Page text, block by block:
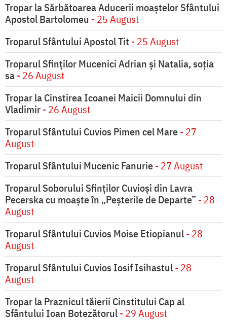
Tropar la Sărbătoarea Aducerii moaştelor Sfântului
Apostol Bartolomeu - 25 August
Troparul Sfântului Apostol Tit - 25 August
Troparul Sfinţilor Mucenici Adrian şi Natalia, soţia
sa- 26 August
Tropar la Cinstirea Icoanei Maicii Domnului din
Vladimir- 26 August
Troparul Sfântului Cuvios Pimen cel Mare- 27
August
Troparul Sfântului Mucenic Fanurie- 27 August
Troparul Soborului Sfinților Cuvioși din Lavra
Pecerska cu moaște în „Peșterile de Departe” - 28
August
Troparul Sfântului Cuvios Moise Etiopianul- 28
August
Troparul Sfântului Cuvios Iosif Isihastul- 28
August
Tropar la Praznicul tăierii Cinstitului Cap al
Sfântului Ioan Botezătorul- 29 August